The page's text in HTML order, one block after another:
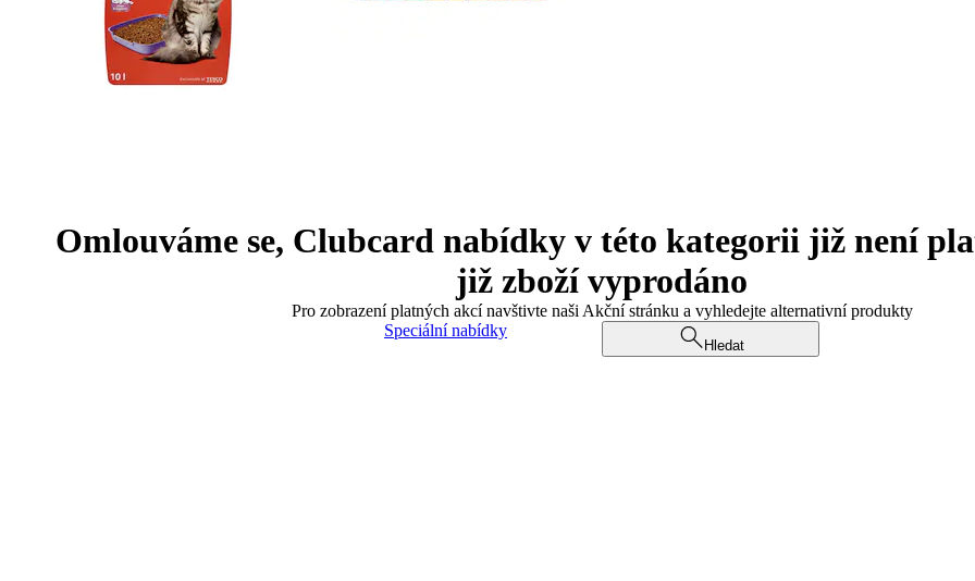
Omlouváme se, Clubcard nabídky v této kategorii již není
již zboží vyprodáno
Pro zobrazení platných akcí navštivte naši Akční stránku a vyhledejte alternativní produkty
Speciální nabídky
Hledat